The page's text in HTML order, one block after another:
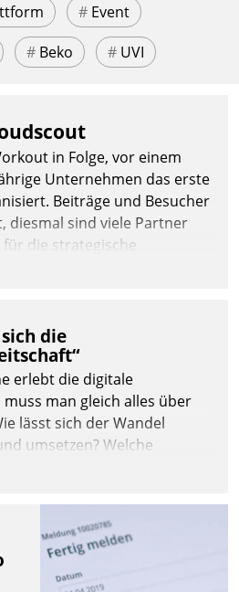
# Event
# Beko # UVI
in Folge, vor einem
Unternehmen das erste
Beiträge und Besucher
diesmal sind viele Partner
für die strategische
die
erlebt die digitale
man gleich alles über
lässt sich der Wandel
umsetzen? Welche